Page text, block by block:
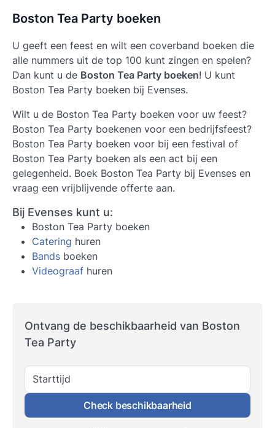
Boston Tea Party boeken
U geeft een feest en wilt een coverband boeken die
alle nummers uit de top 100 kunt zingen en spelen?
Dan kunt u de Boston Tea Party boeken! U kunt
Boston Tea Party boeken bij Evenses.
Wilt u de Boston Tea Party boeken voor uw feest?
Boston Tea Party boekenen voor een bedrijfsfeest?
Boston Tea Party boeken voor bij een festival of
Boston Tea Party boeken als een act bij een
gelegenheid. Boek Boston Tea Party bij Evenses en
vraag een vrijblijvende offerte aan.
Bij Evenses kunt u:
Boston Tea Party boeken
Catering huren
Bands boeken
Videograaf huren
Ontvang de beschikbaarheid van Boston
Tea Party
Starttijd
Check beschikbaarheid